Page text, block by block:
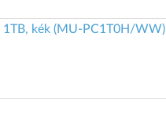
1TB, kék (MU-PC1T0H/WW)